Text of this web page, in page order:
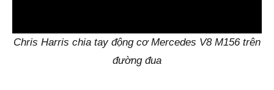
Chris Harris chia tay động cơ Mercedes V8 M156 trên
đường đua